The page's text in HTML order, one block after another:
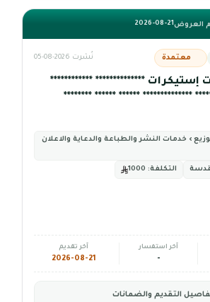
العروض2026-08-21
معتمدة نُشرت 2026-08-05
************** ************
********** ************** **************
› خدمات النشر والطباعة والدعاية والاعلان
التكلفة:
آخر استفسار
-
آخر تقديم
2026-08-21
التقديم والضمانات